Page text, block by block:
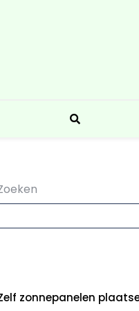
zonnepanelen